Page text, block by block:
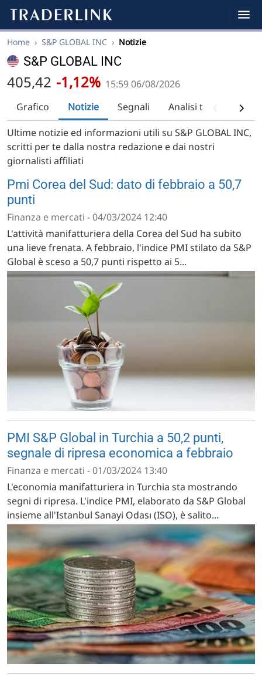
Home › S&P GLOBAL INC › Notizie
S&P GLOBAL INC
405,42 -1,12% 15:59 06/08/2026
Grafico
Notizie Segnali Analisi tecnica
Ultime notizie ed informazioni utili su S&P GLOBAL INC,
scritti per te dalla nostra redazione e dai nostri
giornalisti affiliati
Pmi Corea del Sud: dato di febbraio a 50,7
punti
Finanza e mercati - 04/03/2024 12:40
L'attività manifatturiera della Corea del Sud ha subito
una lieve frenata. A febbraio, l'indice PMI stilato da S&P
Global è sceso a 50,7 punti rispetto ai 5...
PMI S&P Global in Turchia a 50,2 punti,
segnale di ripresa economica a febbraio
Finanza e mercati - 01/03/2024 13:40
L'economia manifatturiera in Turchia sta mostrando
segni di ripresa. L'indice PMI, elaborato da S&P Global
insieme all'Istanbul Sanayi Odası (ISO), è salito...